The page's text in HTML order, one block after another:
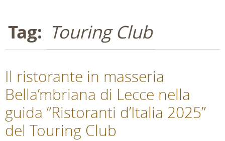
Tag: Touring Club
Il ristorante in masseria
Bella’mbriana di Lecce nella
guida “Ristoranti d’Italia 2025”
del Touring Club